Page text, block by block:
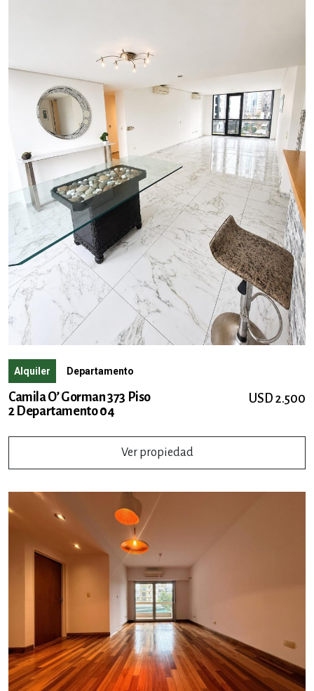
Alquiler Departamento
Camila O’ Gorman 373 Piso
2 Departamento 04
USD 2.500
Ver propiedad